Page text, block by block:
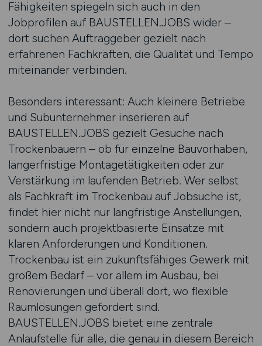
Fähigkeiten spiegeln sich auch in den
Jobprofilen auf BAUSTELLEN.JOBS wider –
dort suchen Auftraggeber gezielt nach
erfahrenen Fachkräften, die Qualität und Tempo
miteinander verbinden.
Besonders interessant: Auch kleinere Betriebe
und Subunternehmer inserieren auf
BAUSTELLEN.JOBS gezielt Gesuche nach
Trockenbauern – ob für einzelne Bauvorhaben,
längerfristige Montagetätigkeiten oder zur
Verstärkung im laufenden Betrieb. Wer selbst
als Fachkraft im Trockenbau auf Jobsuche ist,
findet hier nicht nur langfristige Anstellungen,
sondern auch projektbasierte Einsätze mit
klaren Anforderungen und Konditionen.
Trockenbau ist ein zukunftsfähiges Gewerk mit
großem Bedarf – vor allem im Ausbau, bei
Renovierungen und überall dort, wo flexible
Raumlösungen gefordert sind.
BAUSTELLEN.JOBS bietet eine zentrale
Anlaufstelle für alle, die genau in diesem Bereich